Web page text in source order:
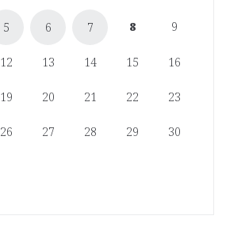
5 6 7 8 9
12 13 14 15 16
19 20 21 22 23
26 27 28 29 30